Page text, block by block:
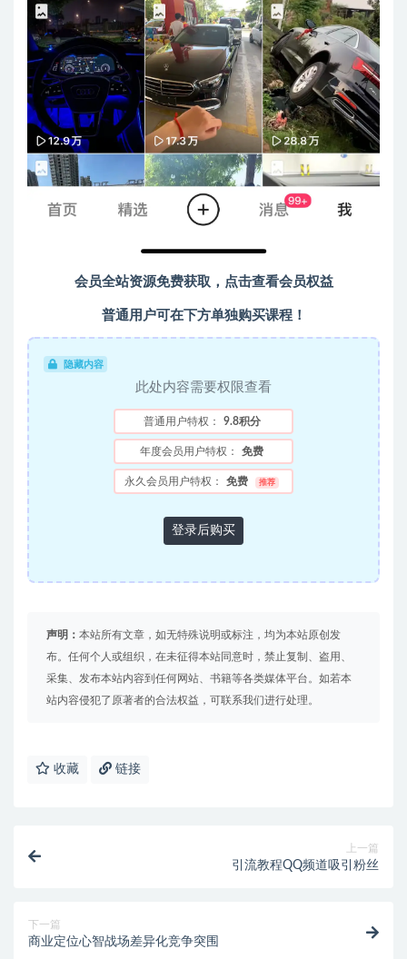
会员全站资源免费获取，点击查看会员权益
普通用户可在下方单独购买课程！
隐藏内容
此处内容需要权限查看
普通用户特权： 9.8积分
年度会员用户特权： 免费
永久会员用户特权： 免费 推荐
登录后购买
声明： 本站所有文章，如无特殊说明或标注，均为本站原创发
布。任何个人或组织，在未征得本站同意时，禁止复制、盗用、
采集、发布本站内容到任何网站、书籍等各类媒体平台。如若本
站内容侵犯了原著者的合法权益，可联系我们进行处理。
收藏 链接
上一篇
引流教程QQ频道吸引粉丝
下一篇
商业定位心智战场差异化竞争突围